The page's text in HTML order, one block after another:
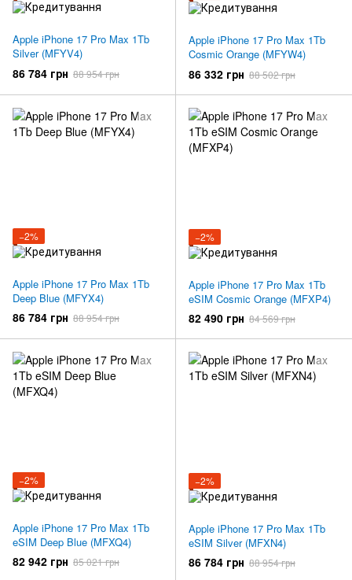
Apple iPhone 17 Pro Max 1Tb
Silver (MFYV4)
86 784 грн 88 954 грн
Apple iPhone 17 Pro Max 1Tb
Cosmic Orange (MFYW4)
86 332 грн 88 502 грн
−2%
Apple iPhone 17 Pro Max 1Tb
Deep Blue (MFYX4)
86 784 грн 88 954 грн
−2%
Apple iPhone 17 Pro Max 1Tb
eSIM Cosmic Orange (MFXP4)
82 490 грн 84 569 грн
−2%
Apple iPhone 17 Pro Max 1Tb
eSIM Deep Blue (MFXQ4)
82 942 грн 85 021 грн
−2%
Apple iPhone 17 Pro Max 1Tb
eSIM Silver (MFXN4)
86 784 грн 88 954 грн